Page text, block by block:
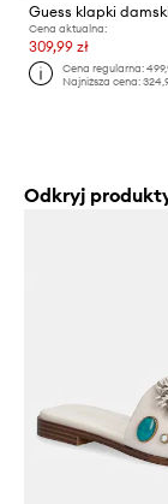
Guess klapki
Cena aktualna:
309,99 zł
Cena regularna:
Najniższa cena:
Odkryj